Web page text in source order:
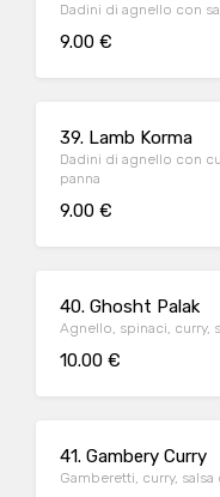
Dadini di agnello con
9.00 €
39. Lamb Korma
Dadini di agnello con
panna
9.00 €
40. Ghosht Palak
Agnello, spinaci, curry,
10.00 €
41. Gambery Curry
Gamberetti, curry,